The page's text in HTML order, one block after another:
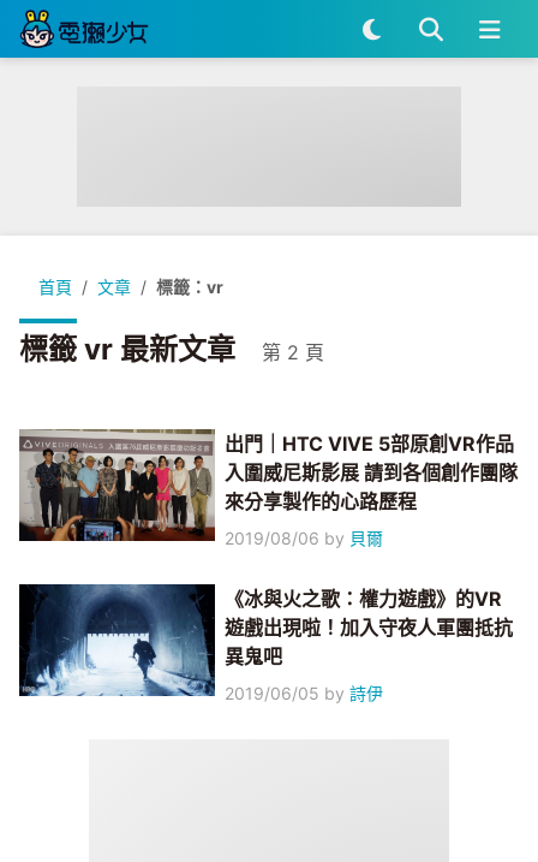
首頁 文章 標籤：vr
標籤 vr 最新文章 第 2 頁
出門｜HTC VIVE 5部原創VR作品
入圍威尼斯影展 請到各個創作團隊
來分享製作的心路歷程
2019/08/06 by 貝爾
《冰與火之歌：權力遊戲》的VR
遊戲出現啦！加入守夜人軍團抵抗
異鬼吧
2019/06/05 by詩伊